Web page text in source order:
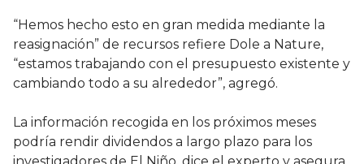
“Hemos hecho esto en gran medida mediante la
reasignación” de recursos refiere Dole a Nature,
“estamos trabajando con el presupuesto existente y
cambiando todo a su alrededor”, agregó.
La información recogida en los próximos meses
podría rendir dividendos a largo plazo para los